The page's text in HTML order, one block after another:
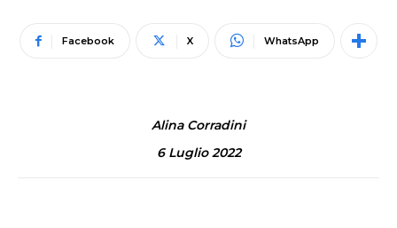
Facebook X WhatsApp
Alina Corradini
6 Luglio 2022